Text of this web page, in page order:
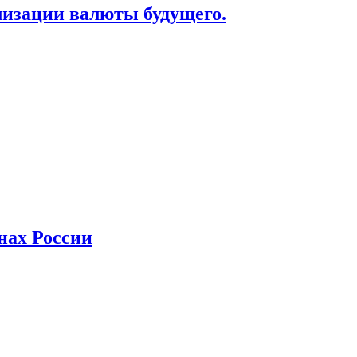
валюты будущего.
России